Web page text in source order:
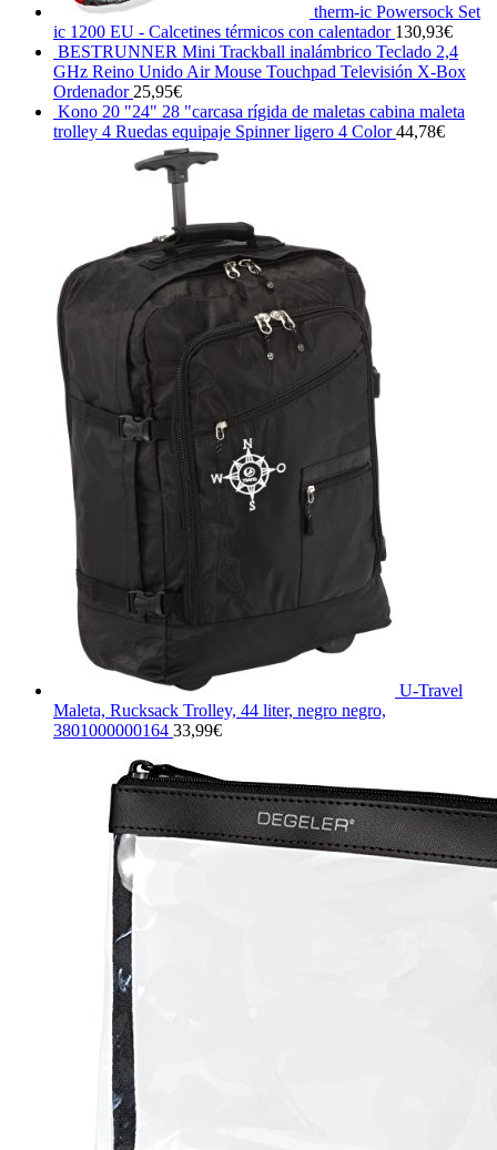
therm-ic Powersock Set
ic 1200 EU - Calcetines térmicos con calentador 130,93€
BESTRUNNER Mini Trackball inalámbrico Teclado 2,4
GHz Reino Unido Air Mouse Touchpad Televisión X-Box
Ordenador 25,95€
Kono 20 "24" 28 "carcasa rígida de maletas cabina maleta
trolley 4 Ruedas equipaje Spinner ligero 4 Color 44,78€
U-Travel
Maleta, Rucksack Trolley, 44 liter, negro negro,
3801000000164 33,99€